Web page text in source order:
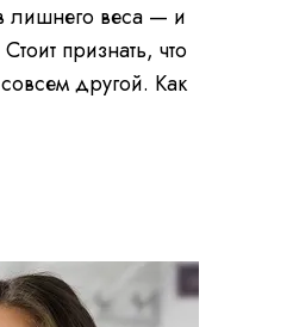
лишнего веса — и
признать, что
другой. Как